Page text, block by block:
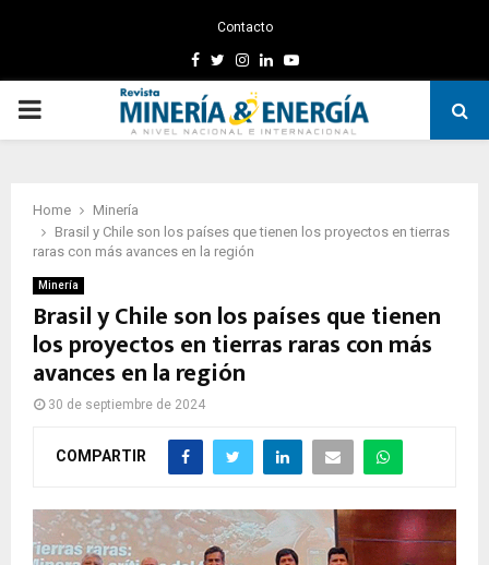
Contacto
Facebook
TwitterInstagram
LinkedinYoutube
PRIMARY
Home
Minería
Brasil y Chile son los países que tienen los proyectos en tierras
raras con más avances en la región
Minería
Brasil y Chile son los países que tienen
los proyectos en tierras raras con más
avances en la región
30 de septiembre de 2024
COMPARTIR